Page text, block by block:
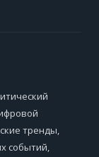
тренды,
событий,